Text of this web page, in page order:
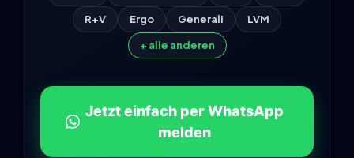
R+V Ergo Generali LVM
+ alle anderen
Jetzt einfach per WhatsApp
melden